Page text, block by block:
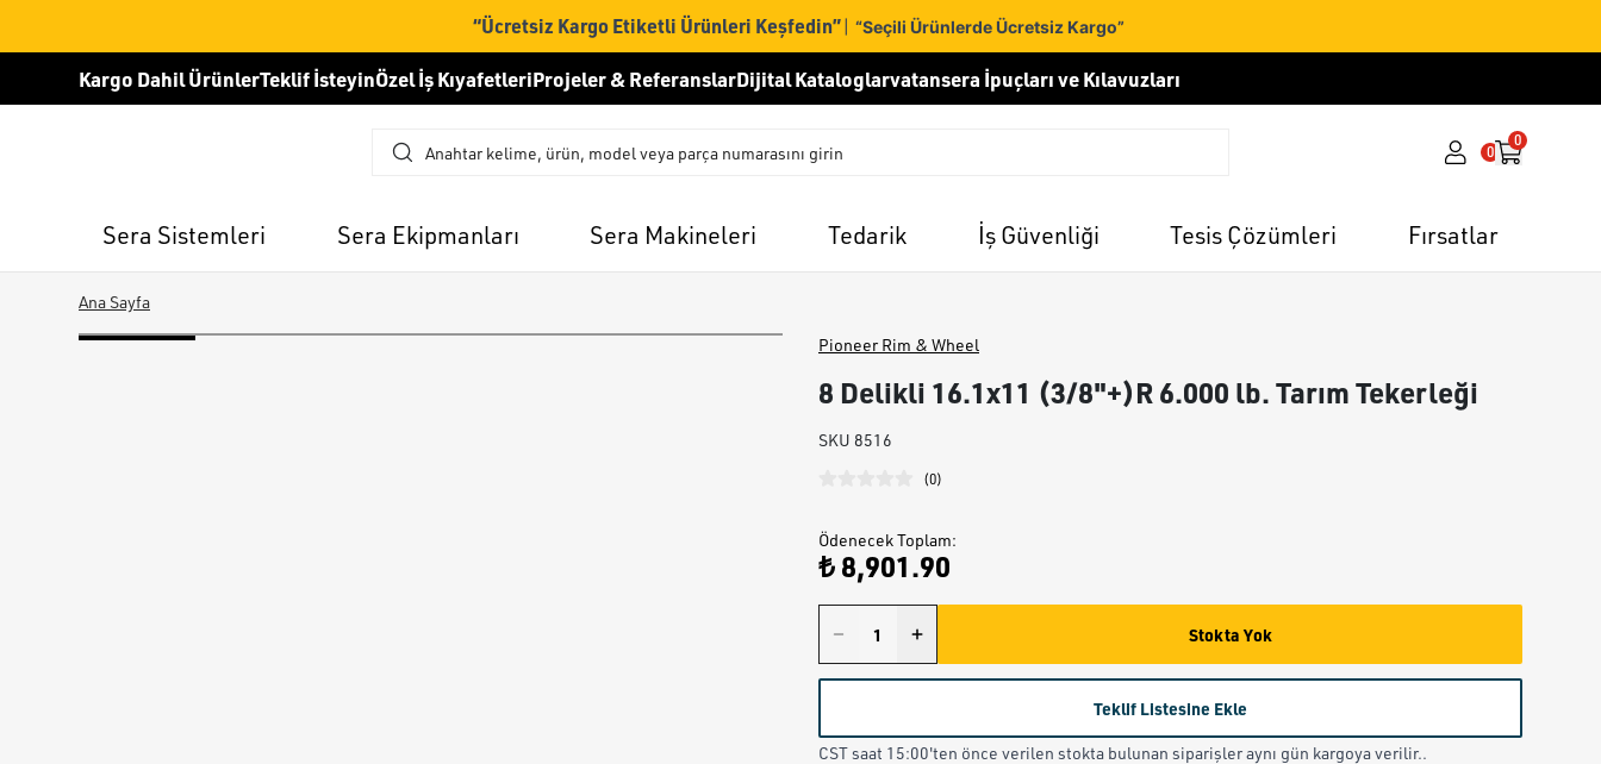
“Ücretsiz Kargo Etiketli Ürünleri Keşfedin”| “Seçili Ürünlerde Ücretsiz Kargo”
Kargo Dahil ÜrünlerTeklif İsteyinÖzel İş KıyafetleriProjeler & ReferanslarDijital Kataloglarvatansera İpuçları ve Kılavuzları
0
0
Sera Sistemleri Sera Ekipmanları Sera Makineleri Tedarik İş Güvenliği Tesis Çözümleri Fırsatlar
Ana Sayfa
Pioneer Rim & Wheel
8 Delikli 16.1x11 (3/8"+)R 6.000 lb. Tarım Tekerleği
SKU 8516
(0)
Ödenecek Toplam:
₺ 8,901.90
Stokta Yok
Teklif Listesine Ekle
CST saat 15:00'ten önce verilen stokta bulunan siparişler aynı gün kargoya verilir..